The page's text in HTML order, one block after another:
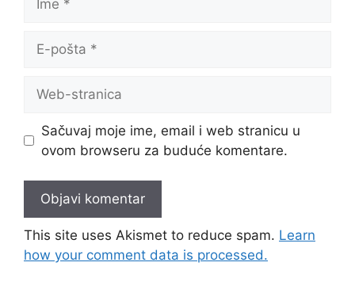
pošta
stranica
Sačuvaj moje ime, email i web stranicu u
ovom browseru za buduće komentare.
This site uses Akismet to reduce spam. Learn
how your comment data is processed.